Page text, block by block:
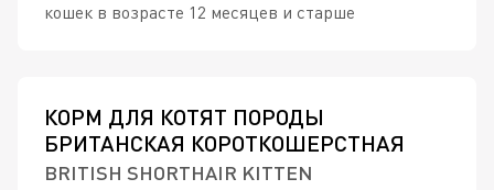
кошек в возрасте 12 месяцев и старше
КОРМ ДЛЯ КОТЯТ ПОРОДЫ
БРИТАНСКАЯ КОРОТКОШЕРСТНАЯ
BRITISH SHORTHAIR KITTEN